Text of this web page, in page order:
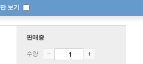
보기
판매중
수량